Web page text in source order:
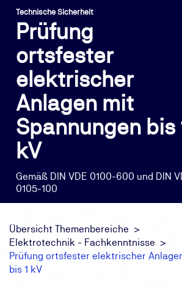
Technische Sicherheit
Prüfung
ortsfester
elektrischer
Anlagen mit
Spannungen bis
kV
Gemäß DIN VDE 0100-600 und DIN
0105-100
Übersicht Themenbereiche
Elektrotechnik - Fachkenntnisse
Prüfung ortsfester elektrischer
bis 1 kV